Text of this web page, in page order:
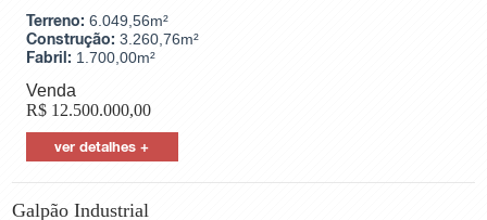
Terreno: 6.049,56m²
Construção: 3.260,76m²
Fabril: 1.700,00m²
Venda
R$ 12.500.000,00
ver detalhes +
Galpão Industrial